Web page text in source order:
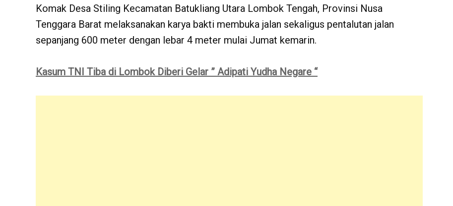
Komak Desa Stiling Kecamatan Batukliang Utara Lombok Tengah, Provinsi Nusa
Tenggara Barat melaksanakan karya bakti membuka jalan sekaligus pentalutan jalan
sepanjang 600 meter dengan lebar 4 meter mulai Jumat kemarin.
Kasum TNI Tiba di Lombok Diberi Gelar ” Adipati Yudha Negare “